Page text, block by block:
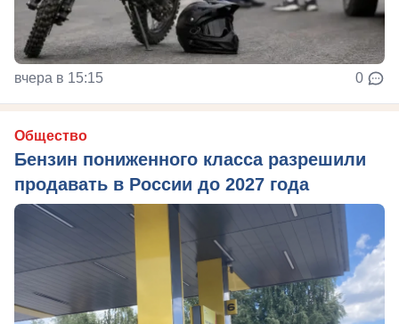
вчера в 15:15 0
Общество
Бензин пониженного класса разрешили
продавать в России до 2027 года